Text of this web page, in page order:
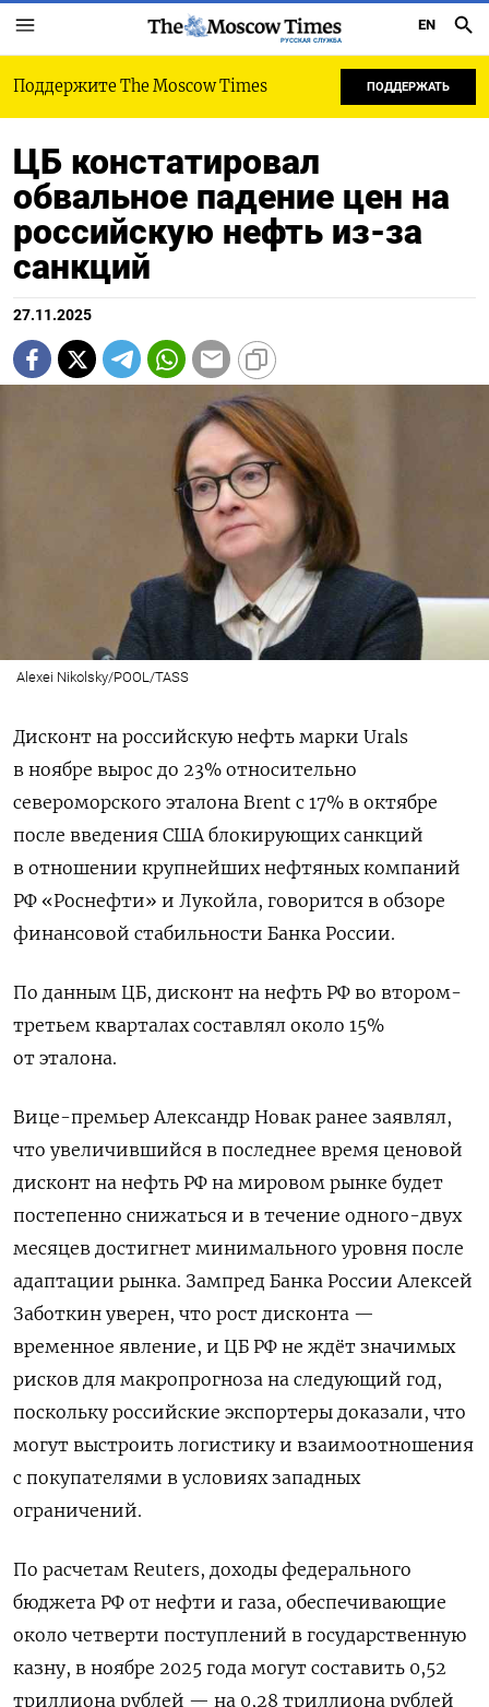
РУССКАЯ СЛУЖБА
EN
Поддержите The Moscow Times ПОДДЕРЖАТЬ
ЦБ констатировал
обвальное падение цен на
российскую нефть из-за
санкций
27.11.2025
Alexei Nikolsky/POOL/TASS
Дисконт на российскую нефть марки Urals
в ноябре вырос до 23% относительно
североморского эталона Brent с 17% в октябре
после введения США блокирующих санкций
в отношении крупнейших нефтяных компаний
РФ «Роснефти» и Лукойла, говорится в обзоре
финансовой стабильности Банка России.
По данным ЦБ, дисконт на нефть РФ во втором-
третьем кварталах составлял около 15%
от эталона.
Вице-премьер Александр Новак ранее заявлял,
что увеличившийся в последнее время ценовой
дисконт на нефть РФ на мировом рынке будет
постепенно снижаться и в течение одного-двух
месяцев достигнет минимального уровня после
адаптации рынка. Зампред Банка России Алексей
Заботкин уверен, что рост дисконта —
временное явление, и ЦБ РФ не ждёт значимых
рисков для макропрогноза на следующий год,
поскольку российские экспортеры доказали, что
могут выстроить логистику и взаимоотношения
с покупателями в условиях западных
ограничений.
По расчетам Reuters, доходы федерального
бюджета РФ от нефти и газа, обеспечивающие
около четверти поступлений в государственную
казну, в ноябре 2025 года могут составить 0,52
триллиона рублей — на 0,28 триллиона рублей